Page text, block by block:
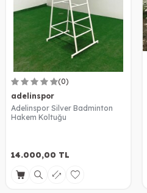
(0)
adelinspor
Adelinspor Silver Badminton
Hakem Koltuğu
14.000,00 TL